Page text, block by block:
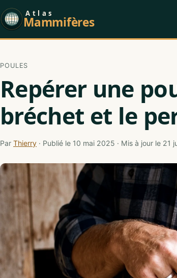
Atlas
Mammifères
POULES
Repérer une
bréchet et le
Par Thierry · Publié le 10 mai 2025 · Mis à jour le 21